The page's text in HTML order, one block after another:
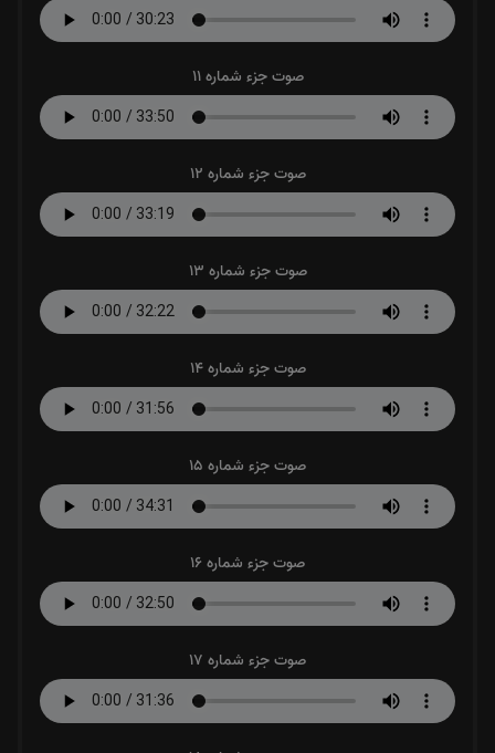
صوت جزء شماره 11
صوت جزء شماره 12
صوت جزء شماره 13
صوت جزء شماره 14
صوت جزء شماره 15
صوت جزء شماره 16
صوت جزء شماره 17